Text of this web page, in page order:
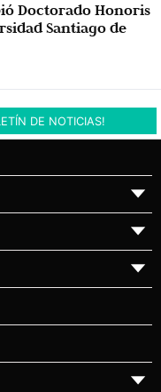
Doctorado Honoris
Santiago de
DE NOTICIAS!
▼
▼
▼
▼